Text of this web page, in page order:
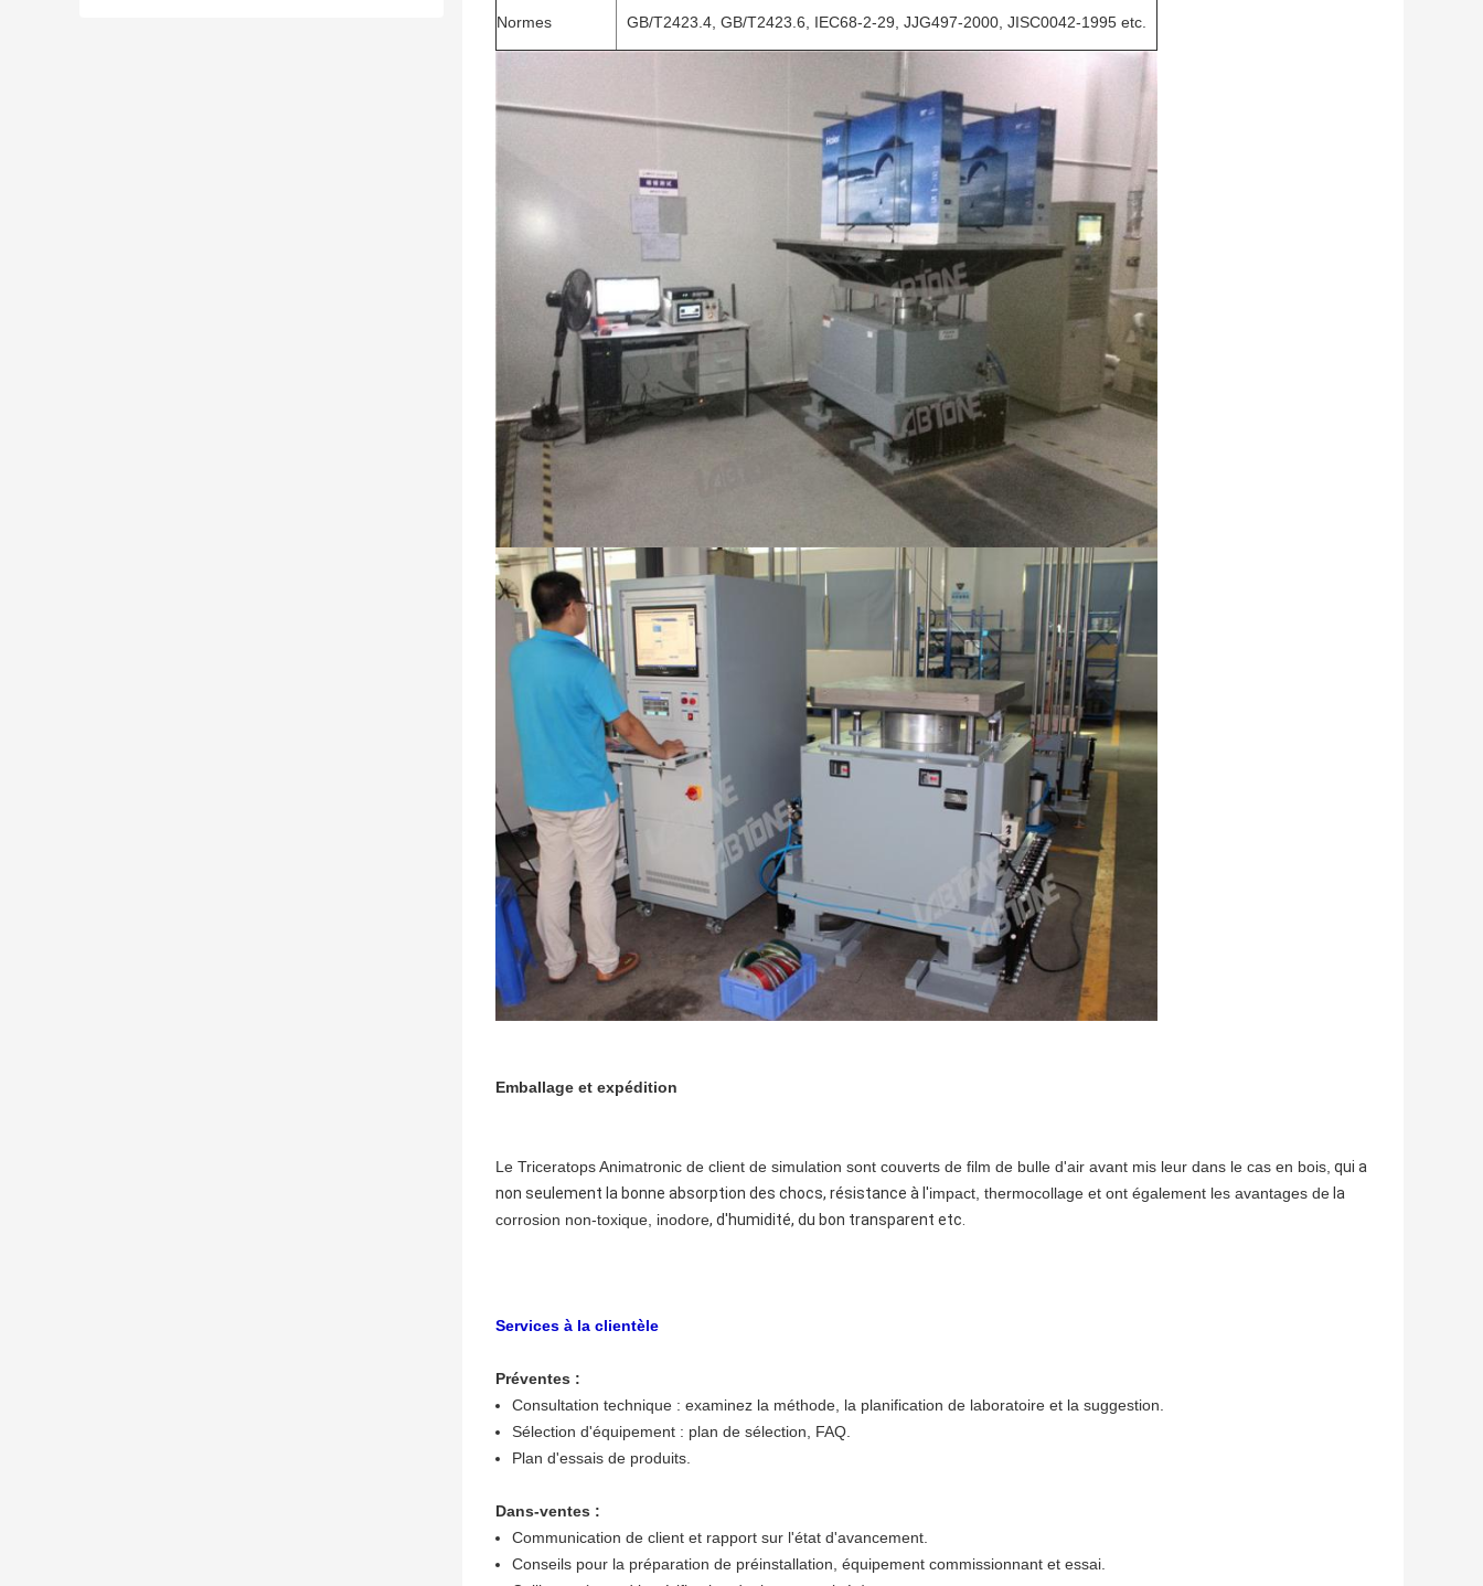
Normes GB/T2423.4, GB/T2423.6, IEC68-2-29, JJG497-2000, JISC0042-1995 etc.
Emballage et expédition
Le Triceratops Animatronic de client de simulation sont couverts de film de bulle d'air avant mis leur dans le cas en bois, qui a
non seulement la bonne absorption des chocs, résistance à l'impact, thermocollage et ont également les avantages de la
corrosion non-toxique, inodore, d'humidité, du bon transparent etc.
Services à la clientèle
Préventes :
Consultation technique : examinez la méthode, la planification de laboratoire et la suggestion.
Sélection d'équipement : plan de sélection, FAQ.
Plan d'essais de produits.
Dans-ventes :
Communication de client et rapport sur l'état d'avancement.
Conseils pour la préparation de préinstallation, équipement commissionnant et essai.